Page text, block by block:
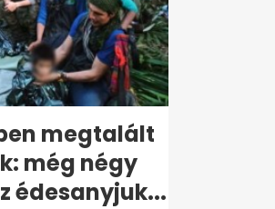
megtalált
még négy
édesanyjuk...